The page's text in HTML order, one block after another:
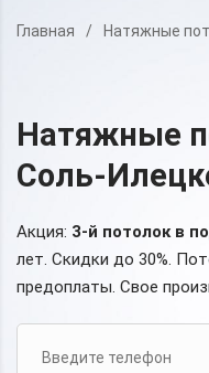
Главная / Натяжные
Натяжные
Соль-
Акция: 3-й потолок в
лет. Скидки до 30%.
предоплаты. Свое